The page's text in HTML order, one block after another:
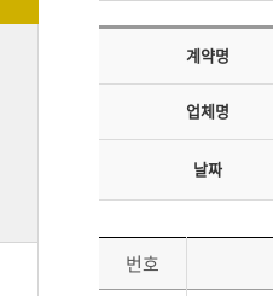
계약명
업체명
날짜
번호